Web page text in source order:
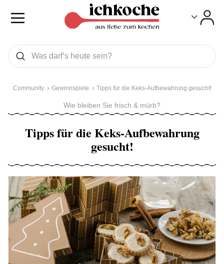
Was wollen Sie suchen
Suchen
Community Gewinnspiele Tipps für die Keks-Aufbewahrung gesucht!
Wie bleiben Sie frisch & mürb?
Tipps für die Keks-Aufbewahrung
gesucht!